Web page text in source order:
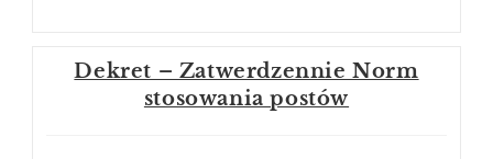
Dekret – Zatwerdzennie Norm
stosowania postów